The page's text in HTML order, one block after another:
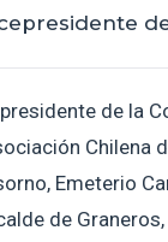
de la
Chilena
Emeterio
de